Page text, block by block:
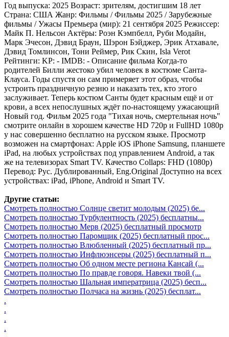
Год выпуска: 2025 Возраст: зрителям, достигшим 18 лет
Страна: США Жанр: Фильмы / Фильмы 2025 / Зарубежные
фильмы / Ужасы Премьера (мир): 21 сентября 2025 Режиссер:
Майк П. Нельсон Актёры: Роэн Кэмпбелл, Руби Модайн,
Марк Эчесон, Дэвид Браун, Шэрон Бэйджер, Эрик Атхавале,
Дэвид Томлинсон, Тони Реймер, Рик Скин, Isla Verot
Рейтинги: KP: - IMDB: - Описание фильма Когда-то
родителей Билли жестоко убил человек в костюме Санта-
Клауса. Годы спустя он сам примеряет этот образ, чтобы
устроить праздничную резню и наказать тех, кто этого
заслуживает. Теперь костюм Санты будет красным ещё и от
крови, а всех непослушных ждёт по-настоящему ужасающий
Новый год. Фильм 2025 года "Тихая ночь, смертельная ночь"
смотрите онлайн в хорошем качестве HD 720p и FullHD 1080p
у нас совершенно бесплатно на русском языке. Просмотр
возможен на смартфонах: Apple iOS iPhone Samsung, планшете
iPad, на любых устройствах под управлением Android, а так
же на телевизорах Smart TV. Качество Collaps: FHD (1080p)
Перевод: Рус. Дублированный, Eng.Original Доступно на всех
устройствах: iPad, iPhone, Android и Smart TV.
Другие статьи:
Смотреть полностью Солнце светит молодым (2025) бе...
Смотреть полностью Турбулентность (2025) бесплатны...
Смотреть полностью Мерв (2025) бесплатный просмотр
Смотреть полностью Паромщик (2025) бесплатный прос...
Смотреть полностью Влюбленный (2025) бесплатный пр...
Смотреть полностью Инфлюэнсеры (2025) бесплатный п...
Смотреть полностью Об одном месте региона Кансай (...
Смотреть полностью По правде говоря. Навеки твой (...
Смотреть полностью Шальная императрица (2025) бесп...
Смотреть полностью Полчаса на жизнь (2025) бесплат...
.
.
.
.